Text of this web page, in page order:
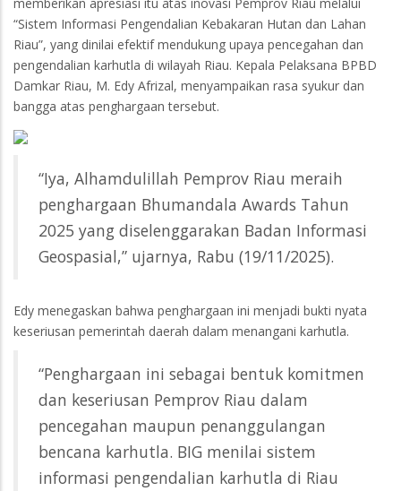
“Sistem Informasi Pengendalian Kebakaran Hutan dan Lahan
Riau”, yang dinilai efektif mendukung upaya pencegahan dan
pengendalian karhutla di wilayah Riau. Kepala Pelaksana BPBD
Damkar Riau, M. Edy Afrizal, menyampaikan rasa syukur dan
bangga atas penghargaan tersebut.
“Iya, Alhamdulillah Pemprov Riau meraih
penghargaan Bhumandala Awards Tahun
2025 yang diselenggarakan Badan Informasi
Geospasial,” ujarnya, Rabu (19/11/2025).
Edy menegaskan bahwa penghargaan ini menjadi bukti nyata
keseriusan pemerintah daerah dalam menangani karhutla.
“Penghargaan ini sebagai bentuk komitmen
dan keseriusan Pemprov Riau dalam
pencegahan maupun penanggulangan
bencana karhutla. BIG menilai sistem
informasi pengendalian karhutla di Riau